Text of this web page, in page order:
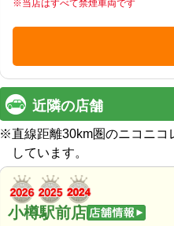
※当店はすべて禁煙車両です
近隣の店舗
※直線距離30km圏のニコニ
しています。
小樽駅前店